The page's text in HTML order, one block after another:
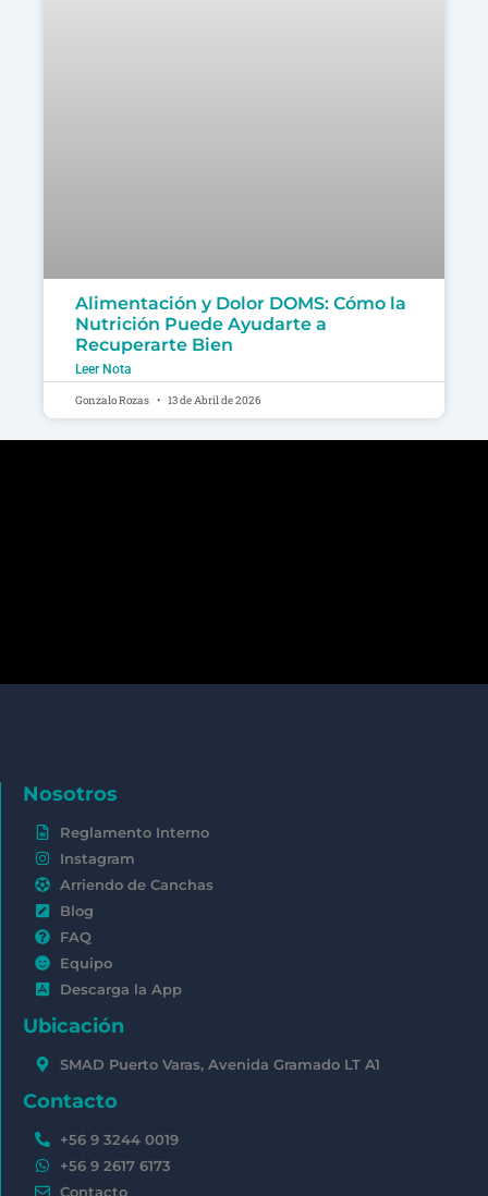
Alimentación y Dolor DOMS: Cómo la
Nutrición Puede Ayudarte a
Recuperarte Bien
Leer Nota
Gonzalo Rozas 13 de Abril de 2026
Nosotros
Reglamento Interno
Instagram
Arriendo de Canchas
Blog
FAQ
Equipo
Descarga la App
Ubicación
SMAD Puerto Varas, Avenida Gramado LT A1
Contacto
+56 9 3244 0019
+56 9 2617 6173
Contacto